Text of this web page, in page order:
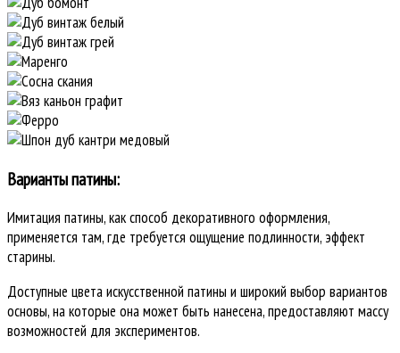
Варианты патины:
Имитация патины, как способ декоративного оформления,
применяется там, где требуется ощущение подлинности, эффект
старины.
Доступные цвета искусственной патины и широкий выбор вариантов
основы, на которые она может быть нанесена, предоставляют массу
возможностей для экспериментов.